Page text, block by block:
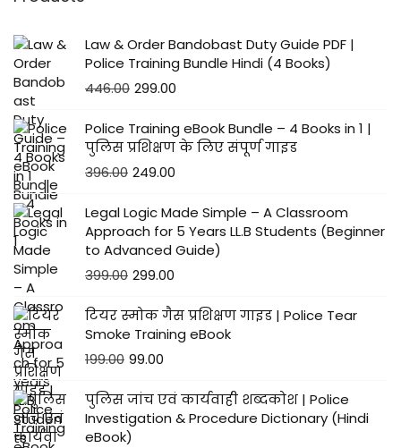
Law & Order Bandobast Duty Guide PDF |
Police Training Bundle Hindi (4 Books)
446.00 299.00
Police Training eBook Bundle – 4 Books in 1 |
पुलिस प्रशिक्षण के लिए संपूर्ण गाइड
396.00 249.00
Legal Logic Made Simple – A Classroom
Approach for 5 Years LL.B Students (Beginner
to Advanced Guide)
399.00 299.00
टियर स्मोक गैस प्रशिक्षण गाइड | Police Tear
Smoke Training eBook
199.00 99.00
पुलिस जांच एवं कार्यवाही शब्दकोश | Police
Investigation & Procedure Dictionary (Hindi
eBook)